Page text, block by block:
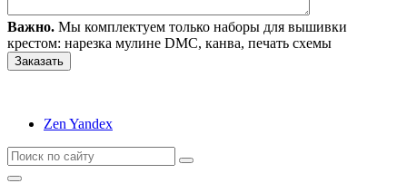
Важно. Мы комплектуем только наборы для вышивки
крестом: нарезка мулине DMC, канва, печать схемы
Zen Yandex